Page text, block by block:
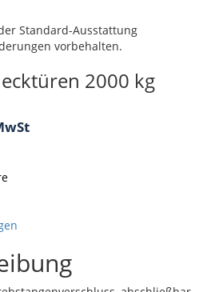
Standard-Ausstattung
vorbehalten.
2000 kg